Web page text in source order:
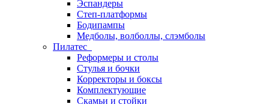
Эспандеры
Степ-платформы
Бодипампы
Медболы, волболлы, слэмболы
Пилатес
Реформеры и столы
Стулья и бочки
Корректоры и боксы
Комплектующие
Скамьи и стойки